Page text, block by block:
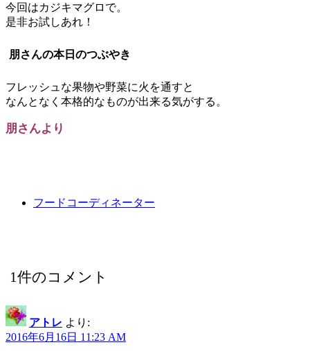
今回はカジキマグロで。
是非お試しあれ！
朋さんの本日のつぶやき
フレッシュな果物や野菜に火を通すと
なんとなく本格的なものが出来る気がする。
朋さんより
フードコーディネーター
1件のコメント
アトレ より:
2016年6月16日 11:23 AM